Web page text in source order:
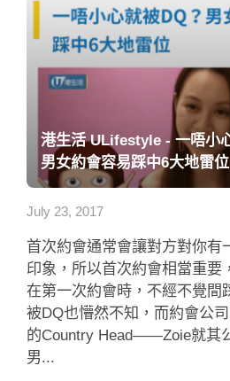
港生活 ULifestyle - 一唔小
男女約會容易踩中6大地雷位
July 23, 2017
首次約會通常會讓對方對你有
印象，所以首次約會相當重要
在第一次約會時，不經不覺間
被DQ也懵然不知，而約會公
的Country Head——Zoie就其
男...